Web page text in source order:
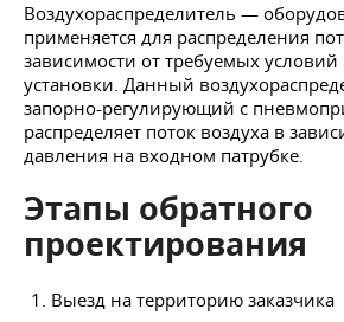
Воздухораспределитель —
применяется для распределения
зависимости от требуемых условий
установки. Данный
запорно-регулирующий с
распределяет поток воздуха в
давления на входном патрубке.
Этапы обратного
проектирования
Выезд на территорию заказчика